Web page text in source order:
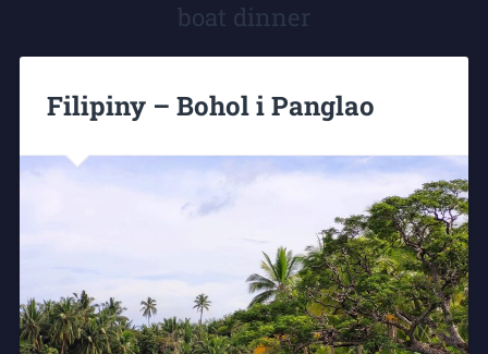
boat dinner
Filipiny – Bohol i Panglao